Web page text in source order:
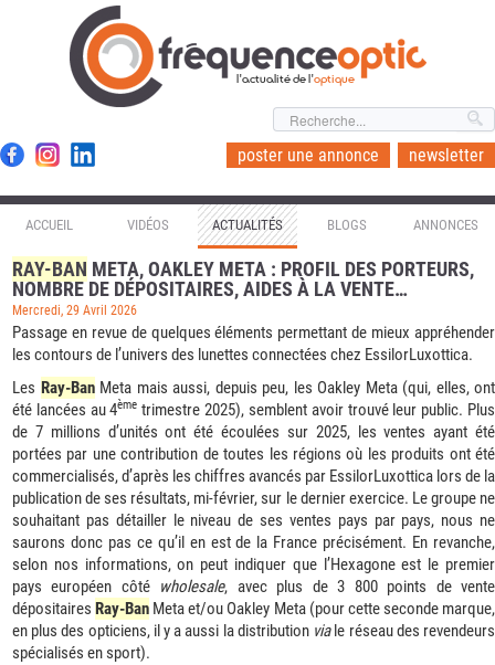
l'actualité de l'optique
poster une annonce newsletter
ACCUEIL VIDÉOS ACTUALITÉS BLOGS ANNONCES
RAY-BAN META, OAKLEY META : PROFIL DES PORTEURS,
NOMBRE DE DÉPOSITAIRES, AIDES À LA VENTE…
Mercredi, 29 Avril 2026
Passage en revue de quelques éléments permettant de mieux appréhender
les contours de l’univers des lunettes connectées chez EssilorLuxottica.
Les Ray-BanMeta mais aussi, depuis peu, les Oakley Meta (qui, elles, ont
été lancées au 4ème trimestre 2025), semblent avoir trouvé leur public. Plus
de 7 millions d’unités ont été écoulées sur 2025, les ventes ayant été
portées par une contribution de toutes les régions où les produits ont été
commercialisés, d’après les chiffres avancés par EssilorLuxottica lors de la
publication de ses résultats, mi-février, sur le dernier exercice. Le groupe ne
souhaitant pas détailler le niveau de ses ventes pays par pays, nous ne
saurons donc pas ce qu’il en est de la France précisément. En revanche,
selon nos informations, on peut indiquer que l’Hexagone est le premier
pays européen côté wholesale, avec plus de 3 800 points de vente
dépositairesRay-Ban Meta et/ou Oakley Meta (pour cette seconde marque,
en plus des opticiens, il y a aussi la distribution viale réseau des revendeurs
spécialisés en sport).